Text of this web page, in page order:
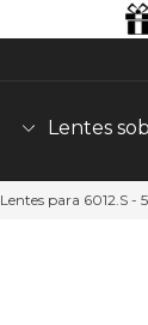
Lentes
Lentes para 6012.S -